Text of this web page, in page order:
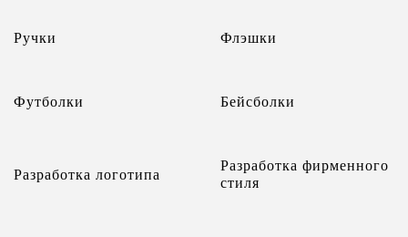
Ручки Флэшки
Футболки Бейсболки
Разработка логотипа
Разработка фирменного
стиля